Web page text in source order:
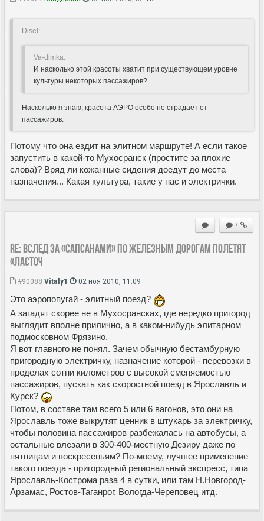
Disel:
Va-dimka:
И насколько этой красоты хватит при существующем уровне
культуры некоторых пассажиров?
Насколько я знаю, красота АЭРО особо не страдает от
пассажиров.
Потому что она ездит на элитном маршруте! А если такое
запустить в какой-то Мухосранск (простите за плохие
слова)? Вряд ли кожанные сидения доедут до места
назначения... Какая культура, такие у нас и электрички.
+
Re: Вслед за «Сапсанами» по железным дорогам полетят
«Ласточ
#90088 Vitaly1 02 ноя 2010, 11:09
Это аэропопугай - элитный поезд?
А загадят скорее не в Мухосрансках, где нередко пригород
выглядит вполне прилично, а в каком-нибудь элитарном
подмосковном Фрязино.
Я вот главного не понял. Зачем обычную бестамбурную
пригородную электричку, назначение которой - перевозки в
пределах сотни километров с высокой сменяемостью
пассажиров, пускать как скоростной поезд в Ярославль и
Курск?
Потом, в составе там всего 5 или 6 вагонов, это они на
Ярославль тоже выкрутят ценник в штукарь за электричку,
чтобы половина пассажиров разбежалась на автобусы, а
остальные влезали в 300-400-местную Дезиру даже по
пятницам и воскресеньям? По-моему, лучшее применение
такого поезда - пригородный региональный экспресс, типа
Ярославль-Кострома раза 4 в сутки, или там Н.Новгород-
Арзамас, Ростов-Таганрог, Вологда-Череповец итд.